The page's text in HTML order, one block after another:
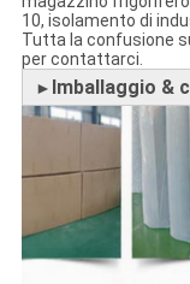
10, isolamento di
Tutta la confusione
per contattarci.
► Imballaggio &